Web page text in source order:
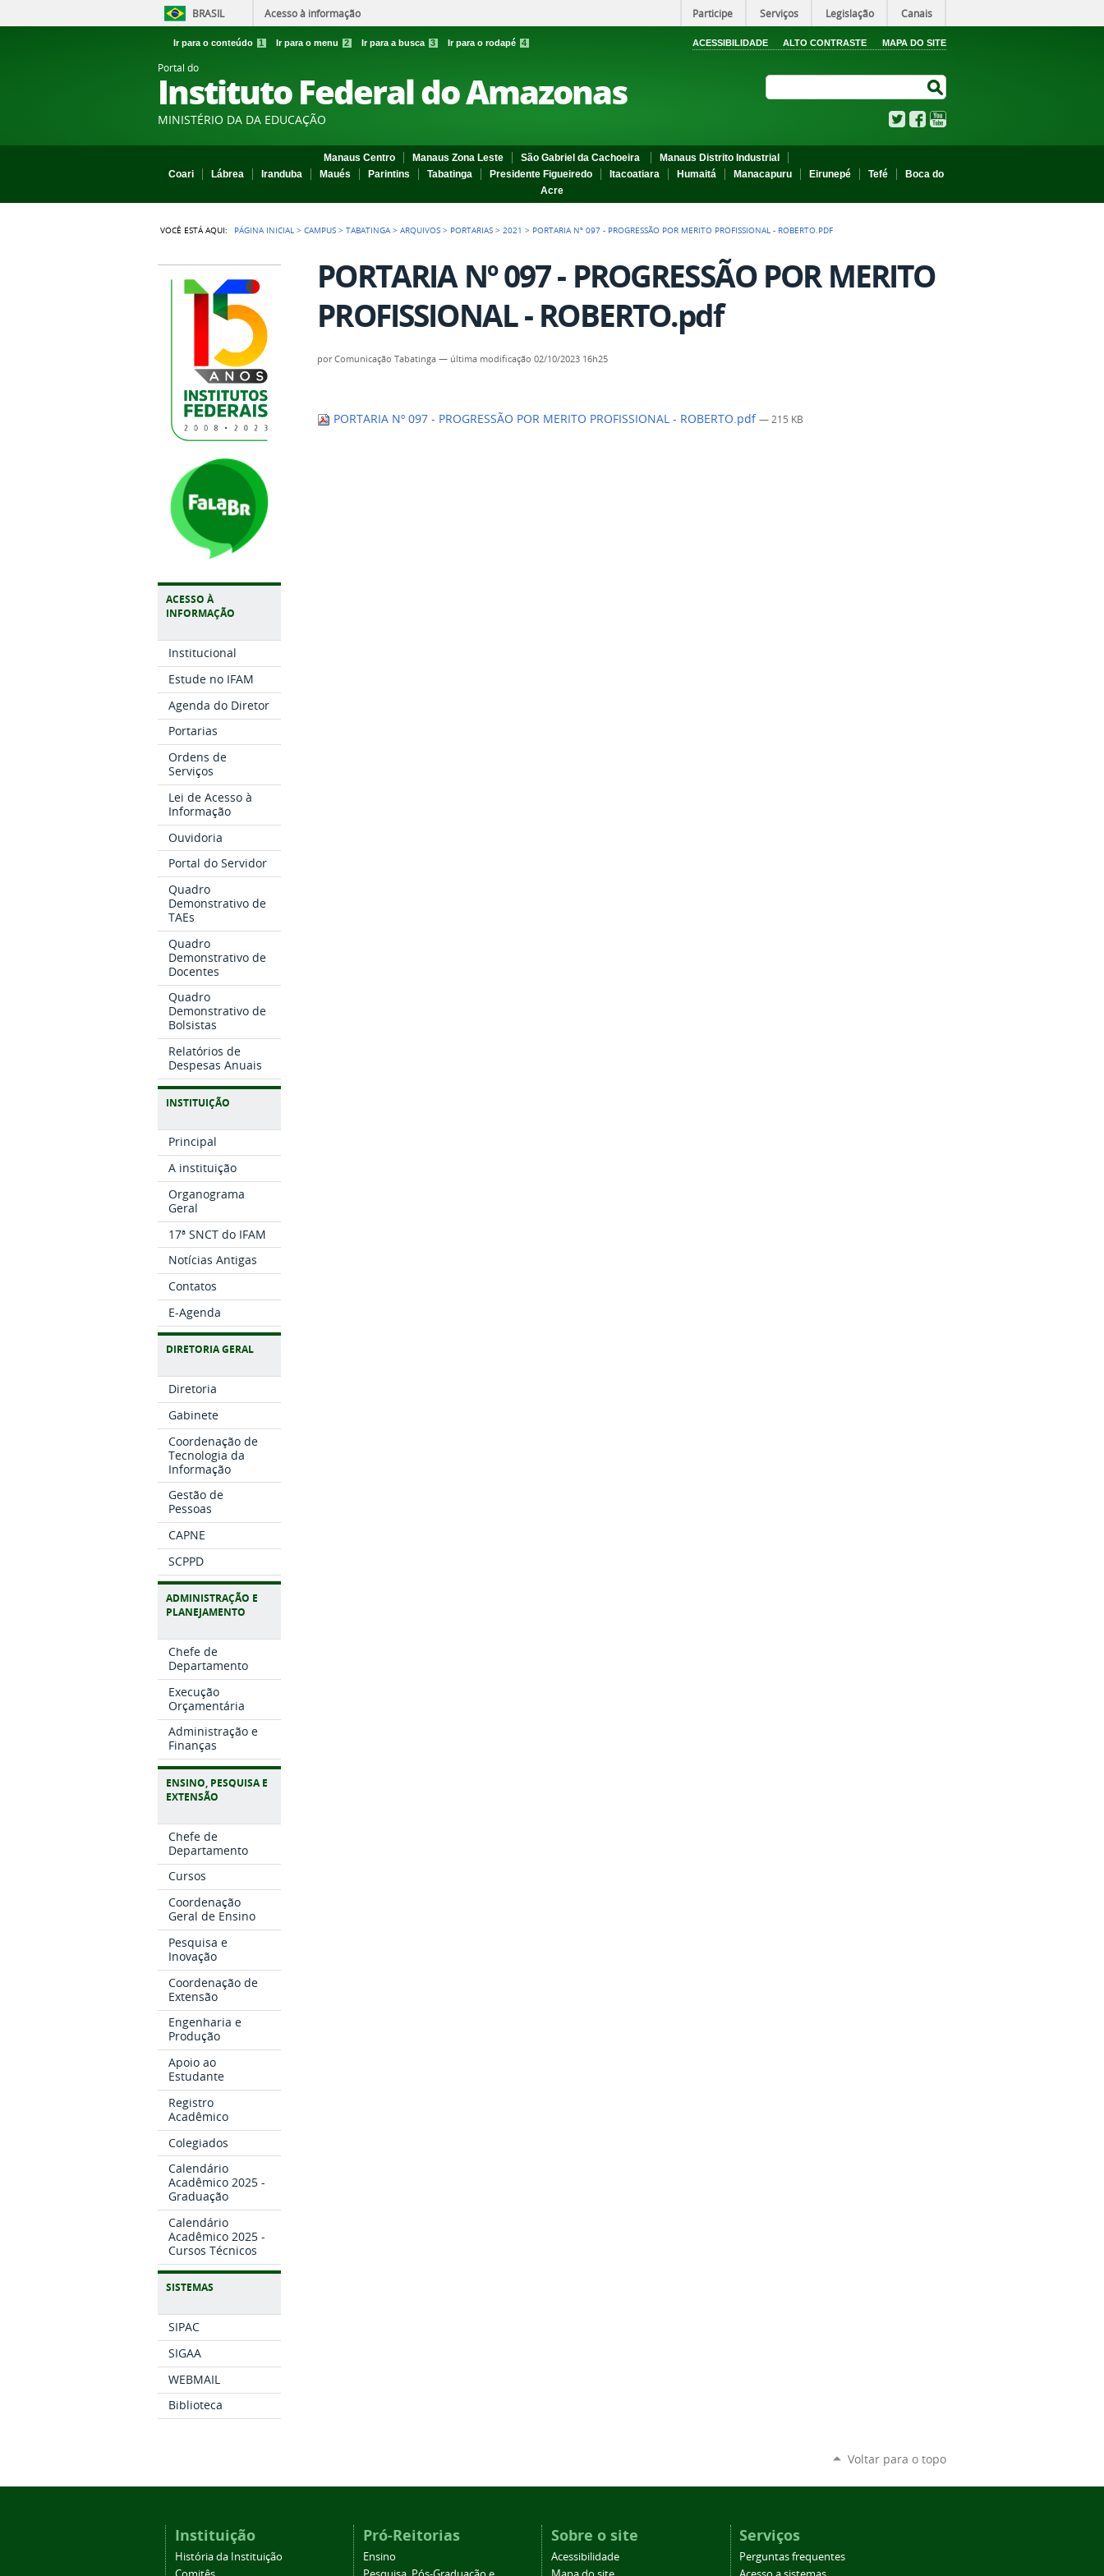
BRASIL Acesso à informação Participe Serviços Legislação Canais
Ir para o conteúdo 1 Ir para o menu 2 Ir para a busca 3 Ir para o rodapé 4 ACESSIBILIDADE ALTO CONTRASTE MAPA DO SITE
Portal do
Instituto Federal do Amazonas
MINISTÉRIO DA DA EDUCAÇÃO TwitterFacebook
Manaus Centro Manaus Zona Leste São Gabriel da Cachoeira
Manaus Distrito Industrial
Coari
Lábrea Iranduba Maués Parintins Tabatinga Presidente Figueiredo Itacoatiara Humaitá Manacapuru Eirunepé Tefé
Boca do
Acre
VOCÊ ESTÁ AQUI: PÁGINA INICIAL >CAMPUS >TABATINGA >ARQUIVOS > PORTARIAS >2021 > PORTARIA Nº 097 - PROGRESSÃO POR MERITO PROFISSIONAL - ROBERTO.PDF
ACESSO À
INFORMAÇÃO
Institucional
Estude no IFAM
Agenda do Diretor
Portarias
Ordens de
Serviços
Lei de Acesso à
Informação
Ouvidoria
Portal do Servidor
Quadro
Demonstrativo de
TAEs
Quadro
Demonstrativo de
Docentes
Quadro
Demonstrativo de
Bolsistas
Relatórios de
Despesas Anuais
INSTITUIÇÃO
Principal
A instituição
Organograma
Geral
17ª SNCT do IFAM
Notícias Antigas
Contatos
E-Agenda
DIRETORIA GERAL
Diretoria
Gabinete
Coordenação de
Tecnologia da
Informação
Gestão de
Pessoas
CAPNE
SCPPD
ADMINISTRAÇÃO E
PLANEJAMENTO
Chefe de
Departamento
Execução
Orçamentária
Administração e
Finanças
ENSINO, PESQUISA E
EXTENSÃO
Chefe de
Departamento
Cursos
Coordenação
Geral de Ensino
Pesquisa e
Inovação
Coordenação de
Extensão
Engenharia e
Produção
Apoio ao
Estudante
Registro
Acadêmico
Colegiados
Calendário
Acadêmico 2025 -
Graduação
Calendário
Acadêmico 2025 -
Cursos Técnicos
SISTEMAS
SIPAC
SIGAA
WEBMAIL
Biblioteca
PORTARIA Nº 097 - PROGRESSÃO POR MERITO
PROFISSIONAL - ROBERTO.pdf
porComunicação Tabatinga — última modificação 02/10/2023 16h25
PORTARIA Nº 097 - PROGRESSÃO POR MERITO PROFISSIONAL - ROBERTO.pdf— 215 KB
Voltar para o topo
Instituição
História da Instituição
Pró-Reitorias
Ensino
Sobre o site
Acessibilidade
Serviços
Perguntas frequentes